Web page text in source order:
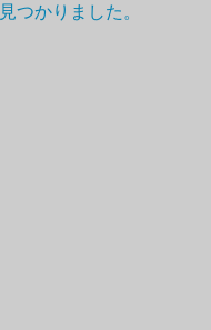
見つかりました。